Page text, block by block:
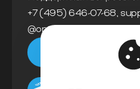
+7 (495) 646-07-68,
@ontico_support
Мы в